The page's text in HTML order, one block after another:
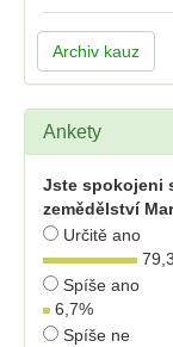
Archiv kauz
Ankety
Jste spokojeni
zemědělství
Určitě ano
Spíše ano
6,7%
Spíše ne